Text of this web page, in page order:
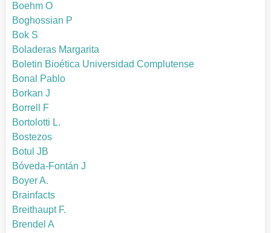
Boehm O
Boghossian P
Bok S
Boladeras Margarita
Boletin Bioética Universidad Complutense
Bonal Pablo
Borkan J
Borrell F
Bortolotti L.
Bostezos
Botul JB
Bóveda-Fontán J
Boyer A.
Brainfacts
Breithaupt F.
Brendel A